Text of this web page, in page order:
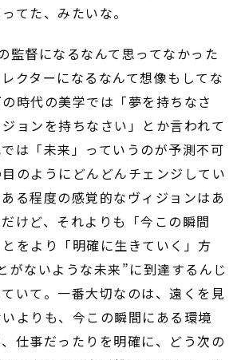
てた、みたいな。
監督になるなんて思ってなかった
クターになるなんて想像もしてな
時代の美学では「夢を持ちなさ
ョンを持ちなさい」とか言われて
は「未来」っていうのが予測不可
のようにどんどんチェンジしてい
る程度の感覚的なヴィジョンはあ
けど、それよりも「今この瞬間
をより「明確に生きていく」方
がないような未来”に到達するんじ
いて。一番大切なのは、遠くを見
よりも、今この瞬間にある環境
仕事だったりを明確に、どう次の